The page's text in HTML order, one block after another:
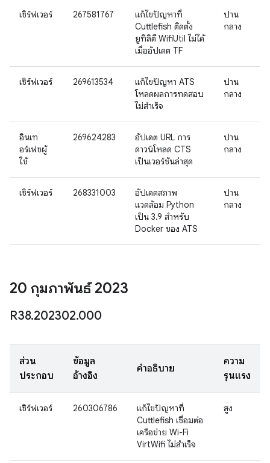
เซิร์ฟเวอร์ 267581767
แก้ไขปัญหาที่
Cuttlefish ติดตั้ง
ยูทิลิตี WifiUtil ไม่ได้
เมื่ออัปเดต TF
ปาน
กลาง
เซิร์ฟเวอร์ 269613534
แก้ไขปัญหา ATS
โหลดผลการทดสอบ
ไม่สำเร็จ
ปาน
กลาง
อินเท
อร์เฟซผู้
ใช้
269624283
อัปเดต URL การ
ดาวน์โหลด CTS
เป็นเวอร์ชันล่าสุด
ปาน
กลาง
เซิร์ฟเวอร์ 268331003
อัปเดตสภาพ
แวดล้อม Python
เป็น 3.9 สำหรับ
Docker ของ ATS
ปาน
กลาง
20 กุมภาพันธ์ 2023
R38.202302.000
ส่วน
ประกอบ
ข้อมูล
อ้างอิง
คำอธิบาย
ความ
รุนแรง
เซิร์ฟเวอร์ 260306786
แก้ไขปัญหาที่
Cuttlefish เชื่อมต่อ
เครือข่าย Wi-Fi
VirtWifi ไม่สำเร็จ
สูง